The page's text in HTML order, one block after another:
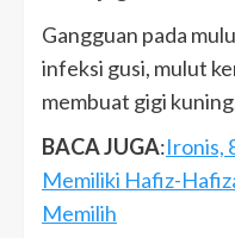
Gangguan pada
infeksi gusi, mulut
membuat gigi
BACA JUGA:Ironis,
Memiliki Hafiz-
Memilih